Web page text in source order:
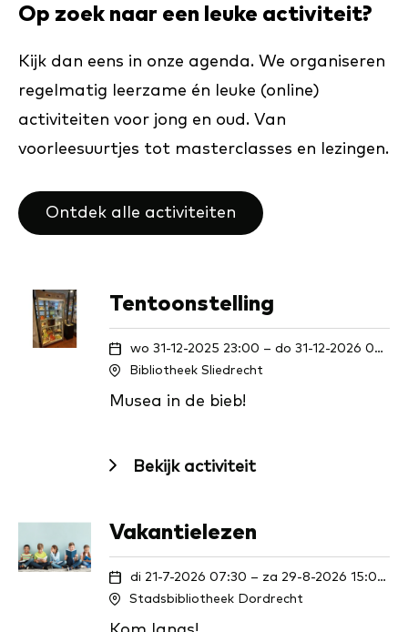
Op zoek naar een leuke activiteit?
Kijk dan eens in onze agenda. We organiseren
regelmatig leerzame én leuke (online)
activiteiten voor jong en oud. Van
voorleesuurtjes tot masterclasses en lezingen.
Ontdek alle activiteiten
Tentoonstelling
wo 31-12-2025 23:00 – do 31-12-2026 07:00
Bibliotheek Sliedrecht
Musea in de bieb!
Bekijk activiteit
Vakantielezen
di 21-7-2026 07:30 – za 29-8-2026 15:00
Stadsbibliotheek Dordrecht